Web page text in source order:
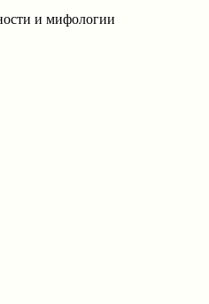
и мифологии